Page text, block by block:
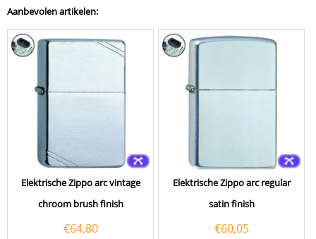
Aanbevolen artikelen:
Elektrische Zippo arc vintage
chroom brush finish
€64,80
Elektrische Zippo arc regular
satin finish
€60,05